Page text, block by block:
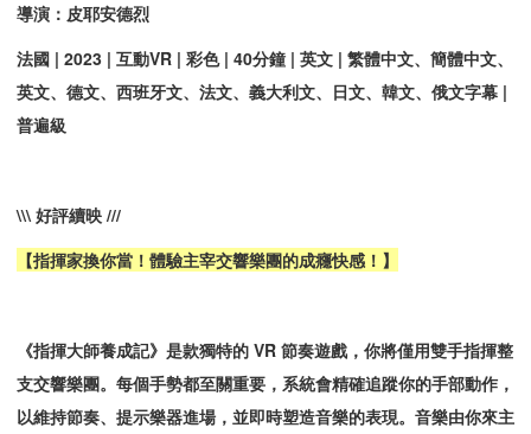
導演：皮耶安德烈
法國 | 2023 | 互動VR | 彩色 | 40分鐘 | 英文 | 繁體中文、簡體中文、
英文、德文、西班牙文、法文、義大利文、日文、韓文、俄文字幕 |
普遍級
\\\ 好評續映 ///
【指揮家換你當！體驗主宰交響樂團的成癮快感！】
《指揮大師養成記》是款獨特的 VR 節奏遊戲，你將僅用雙手指揮整
支交響樂團。每個手勢都至關重要，系統會精確追蹤你的手部動作，
以維持節奏、提示樂器進場，並即時塑造音樂的表現。音樂由你來主